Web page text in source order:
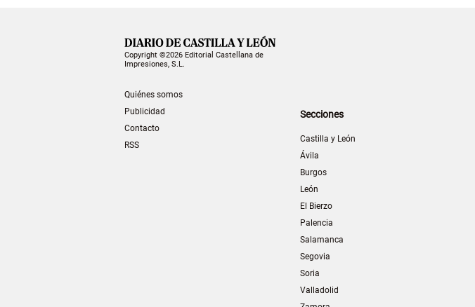
Copyright ©2026 Editorial Castellana de
Impresiones, S.L.
Quiénes somos
Publicidad
Contacto
RSS
Secciones
Castilla y León
Ávila
Burgos
León
El Bierzo
Palencia
Salamanca
Segovia
Soria
Valladolid